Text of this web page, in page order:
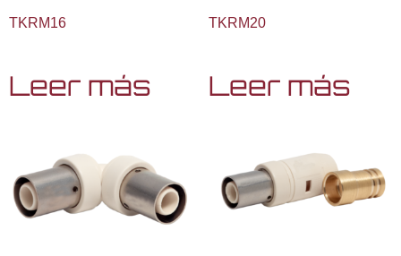
TKRM16
Leer más
TKRM20
Leer más